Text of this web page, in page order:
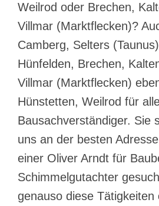
Weilrod oder Brechen,
Villmar (Marktflecken)?
Camberg, Selters
Hünfelden, Brechen,
Villmar (Marktflecken)
Hünstetten, Weilrod für
Bausachverständiger. Sie
uns an der besten
einer Oliver Arndt für
Schimmelgutachter
genauso diese Tätigkeiten